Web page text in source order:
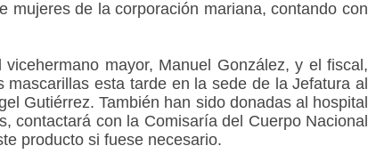
mujeres de la corporación mariana, contando con
mayor, Manuel González, y el fiscal,
esta tarde en la sede de la Jefatura al
Gutiérrez. También han sido donadas al hospital
contactará con la Comisaría del Cuerpo Nacional
producto si fuese necesario.